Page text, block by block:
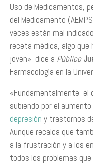
Uso de Medicamentos,
del Medicamento
veces están mal
receta médica, algo
joven», dice a Público
Farmacología en la
«Fundamentalmente,
subiendo por el aumento
depresión y trastornos
Aunque recalca que
a la frustración y a los
todos los problemas